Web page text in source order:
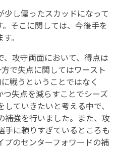
し偏ったスカッドになって
そこに関しては、今後手を
。
攻守両面において、得点は
で失点に関してはワースト
戦うということではなく
失点を減らすことでシーズ
ていきたいと考える中で、
補強を行いました。また、攻
手に頼りすぎているところも
プのセンターフォワードの補